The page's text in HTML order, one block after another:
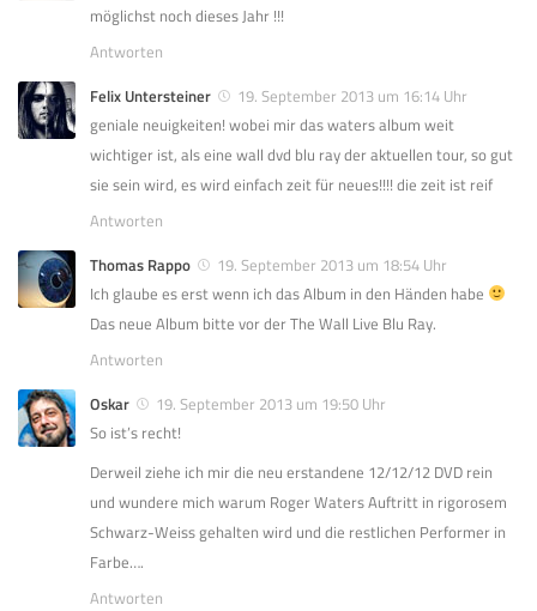
möglichst noch dieses Jahr !!!
Antworten
Felix Untersteiner
19. September 2013 um 16:14 Uhr
geniale neuigkeiten! wobei mir das waters album weit
wichtiger ist, als eine wall dvd blu ray der aktuellen tour, so gut
sie sein wird, es wird einfach zeit für neues!!!! die zeit ist reif
Antworten
Thomas Rappo
19. September 2013 um 18:54 Uhr
Ich glaube es erst wenn ich das Album in den Händen habe
Das neue Album bitte vor der The Wall Live Blu Ray.
Antworten
Oskar
19. September 2013 um 19:50 Uhr
So ist’s recht!
Derweil ziehe ich mir die neu erstandene 12/12/12 DVD rein
und wundere mich warum Roger Waters Auftritt in rigorosem
Schwarz-Weiss gehalten wird und die restlichen Performer in
Farbe….
Antworten